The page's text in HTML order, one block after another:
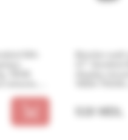
allows
to-portrait
519 MDL